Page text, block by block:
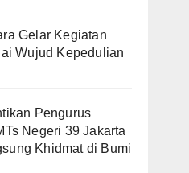
Gelar Kegiatan
Wujud Kepedulian
Pengurus
Negeri 39 Jakarta
Khidmat di Bumi